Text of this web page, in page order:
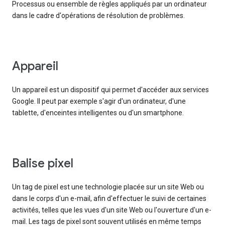
Processus ou ensemble de règles appliqués par un ordinateur
dans le cadre d'opérations de résolution de problèmes.
Appareil
Un appareil est un dispositif qui permet d'accéder aux services
Google. Il peut par exemple s'agir d'un ordinateur, d'une
tablette, d'enceintes intelligentes ou d'un smartphone.
Balise pixel
Un tag de pixel est une technologie placée sur un site Web ou
dans le corps d'un e-mail, afin d'effectuer le suivi de certaines
activités, telles que les vues d'un site Web ou l'ouverture d'un e-
mail. Les tags de pixel sont souvent utilisés en même temps